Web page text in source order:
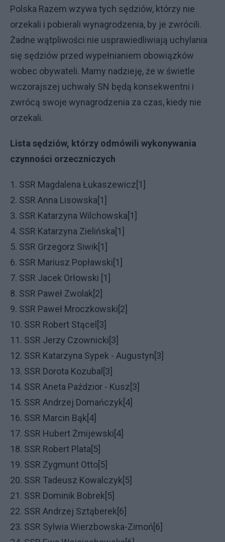
Polska Razem wzywa tych sędziów, którzy nie
orzekali i pobierali wynagrodzenia, by je zwrócili.
Żadne wątpliwości nie usprawiedliwiają uchylania
się sędziów przed wypełnianiem obowiązków
wobec obywateli. Mamy nadzieję, że w świetle
wczorajszej uchwały SN będą konsekwentni i
zwrócą swoje wynagrodzenia za czas, kiedy nie
orzekali.
Lista sędziów, którzy odmówili wykonywania
czynności orzeczniczych
1. SSR Magdalena Łukaszewicz[1]
2. SSR Anna Lisowska[1]
3. SSR Katarzyna Wilchowska[1]
4. SSR Katarzyna Zielińska[1]
5. SSR Grzegorz Siwik[1]
6. SSR Mariusz Popławski[1]
7. SSR Jacek Orłowski [1]
8. SSR Paweł Zwolak[2]
9. SSR Paweł Mroczkowski[2]
10. SSR Robert Stącel[3]
11. SSR Jerzy Czownicki[3]
12. SSR Katarzyna Sypek - Augustyn[3]
13. SSR Dorota Kozubal[3]
14. SSR Aneta Paździor - Kusz[3]
15. SSR Andrzej Domańczyk[4]
16. SSR Marcin Bąk[4]
17. SSR Hubert Żmijewski[4]
18. SSR Robert Plata[5]
19. SSR Zygmunt Otto[5]
20. SSR Tadeusz Kowalczyk[5]
21. SSR Dominik Bobrek[5]
22. SSR Andrzej Sztąberek[6]
23. SSR Sylwia Wierzbowska-Zimoń[6]